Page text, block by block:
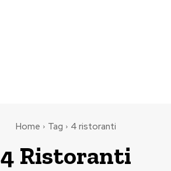
Home Tag 4 ristoranti
4 Ristoranti